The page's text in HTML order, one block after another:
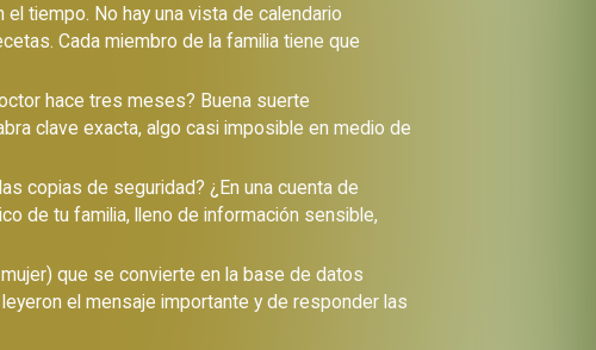
tiempo. No hay una vista de calendario
Cada miembro de la familia tiene que
hace tres meses? Buena suerte
clave exacta, algo casi imposible en medio de
copias de seguridad? ¿En una cuenta de
de tu familia, lleno de información sensible,
que se convierte en la base de datos
el mensaje importante y de responder las